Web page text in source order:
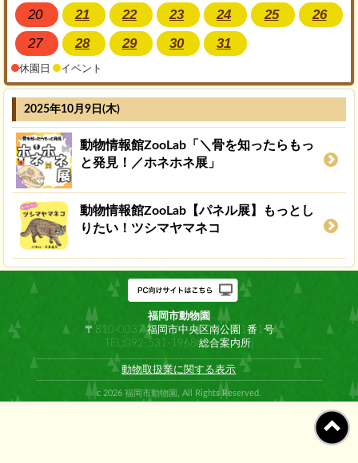
20
21 22 23 24 25
26
27
28 29 30 31
休園日 イベント
2025年10月9日(木)
動物情報館ZooLab「＼骨を知ったらもっ
と発見！／ホネホネ展」
動物情報館ZooLab【パネル展】もっとし
りたい！ツシマヤマネコ
福岡市動物園
〒810-0037 福岡市中央区南公園1番1号
TEL:092-531-1968(総合案内所)
動物取扱業に関する表示
c 2026 福岡市動物園, All Rights Reserved.